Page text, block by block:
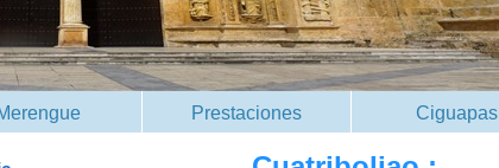
Prestaciones Ciguapas